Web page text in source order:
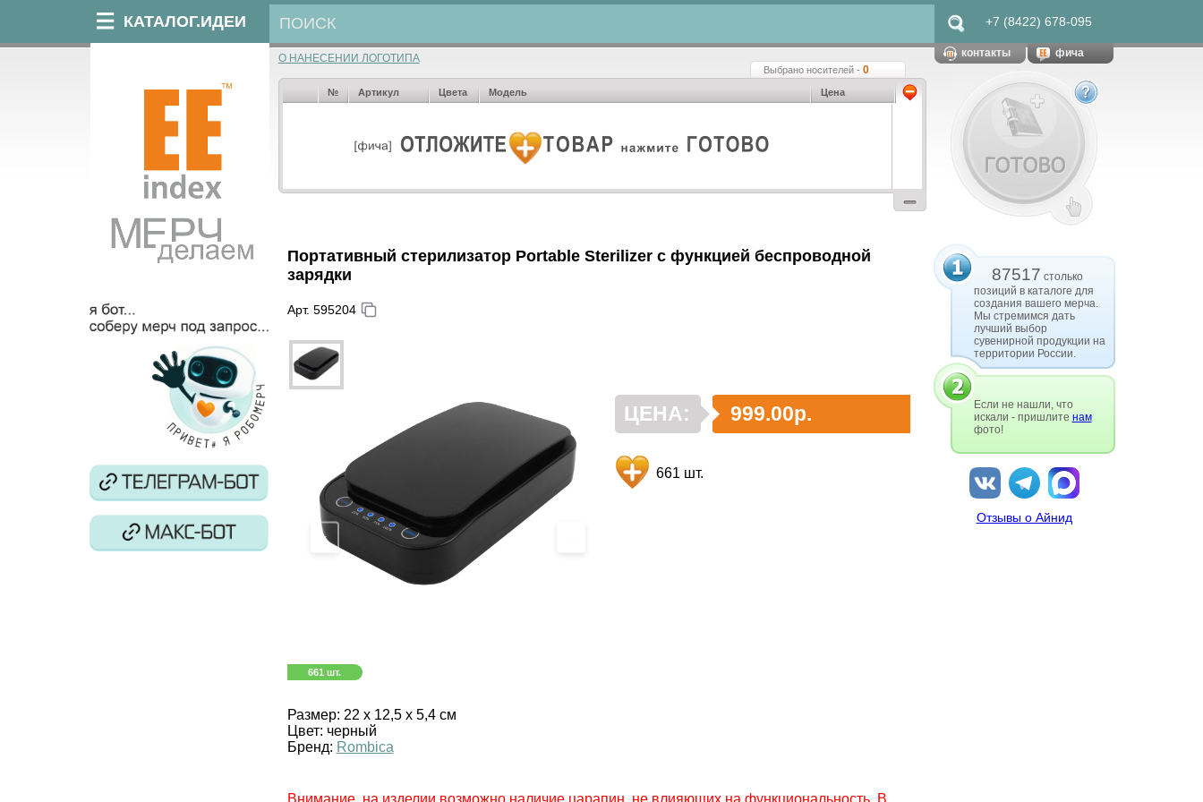
КАТАЛОГ.ИДЕИ +7 (8422) 678-095
О НАНЕСЕНИИ ЛОГОТИПА
Выбрано носителей - 0
№ Артикул Цвета Модель Цена
Портативный стерилизатор Portable Sterilizer с функцией беспроводной
зарядки
Арт. 595204
661 шт.
‹
ЦЕНА: 999.00р.
661 шт.
Размер: 22 х 12,5 х 5,4 см
Цвет: черный
Бренд: Rombica
Внимание, на изделии возможно наличие царапин, не влияющих на функциональность. В
контакты фича
87517 столько
позиций в каталоге для
создания вашего мерча.
Мы стремимся дать
лучший выбор
сувенирной продукции на
территории России.
Если не нашли, что
искали - пришлите нам
фото!
Отзывы о Айнид